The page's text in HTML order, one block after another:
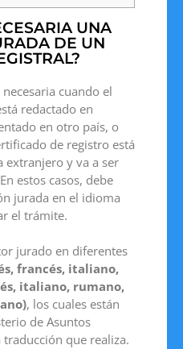
UNA
DE UN
cuando el
redactado en
en otro país, o
de registro está
extranjero y va a ser
estos casos, debe
jurada en el idioma
el trámite.
jurado en diferentes
francés, italiano,
italiano, rumano,
, los cuales están
de Asuntos
que realiza.